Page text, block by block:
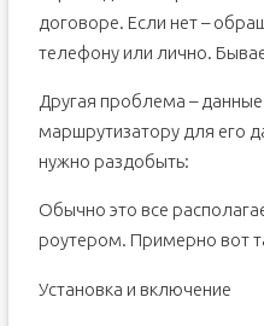
договоре. Если нет –
телефону или лично.
Другая проблема –
маршрутизатору для его
нужно раздобыть:
Обычно это все
роутером. Примерно вот
Установка и включение